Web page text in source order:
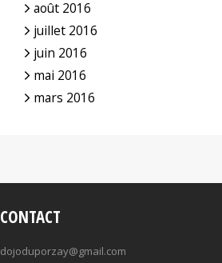
août 2016
juillet 2016
juin 2016
mai 2016
mars 2016
CONTACT
dojoduporzay@gmail.com